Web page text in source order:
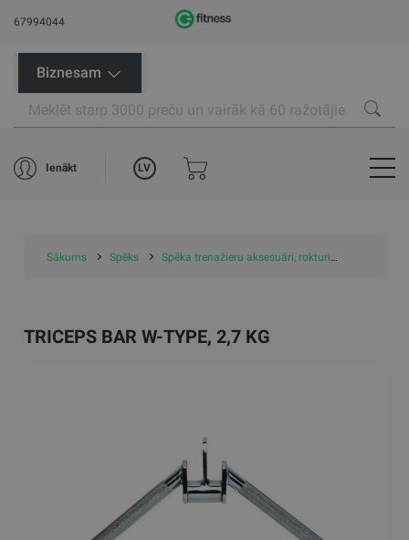
67994044
Biznesam
Ienākt LV
Sākums Spēks Spēka trenažieru aksesuāri, rokturi
TRICEPS BAR W-TYPE, 2,7 KG